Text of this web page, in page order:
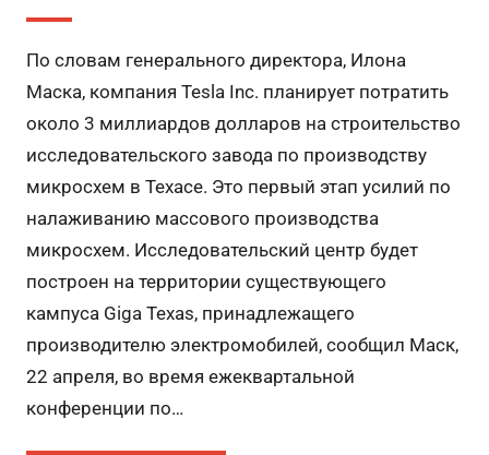
По словам генерального директора, Илона
Маска, компания Tesla Inc. планирует потратить
около 3 миллиардов долларов на строительство
исследовательского завода по производству
микросхем в Техасе. Это первый этап усилий по
налаживанию массового производства
микросхем. Исследовательский центр будет
построен на территории существующего
кампуса Giga Texas, принадлежащего
производителю электромобилей, сообщил Маск,
22 апреля, во время ежеквартальной
конференции по…